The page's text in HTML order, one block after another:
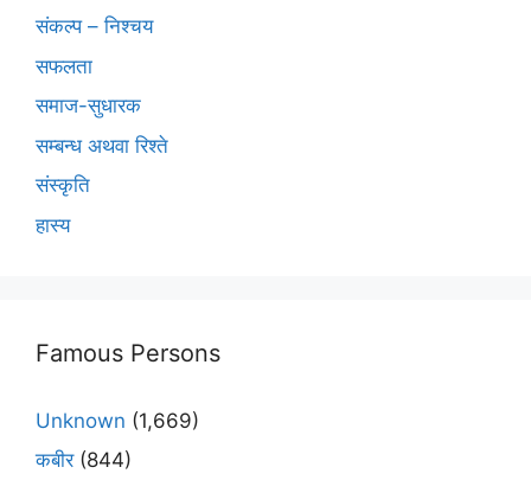
संकल्प – निश्चय
सफलता
समाज-सुधारक
सम्बन्ध अथवा रिश्ते
संस्कृति
हास्य
Famous Persons
Unknown (1,669)
कबीर(844)